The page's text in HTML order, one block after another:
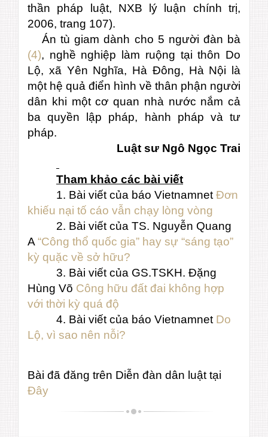
thần pháp luật, NXB lý luận chính trị,
2006, trang 107).
Án tù giam dành cho 5 người đàn bà
(4), nghề nghiệp làm ruộng tại thôn Do
Lộ, xã Yên Nghĩa, Hà Đông, Hà Nội là
một hệ quả điển hình về thân phận người
dân khi một cơ quan nhà nước nắm cả
ba quyền lập pháp, hành pháp và tư
pháp.
Luật sư Ngô Ngọc Trai
Tham khảo các bài viết
1. Bài viết của báo Vietnamnet Đơn
khiếu nại tố cáo vẫn chạy lòng vòng
2. Bài viết của TS. Nguyễn Quang
A “Công thổ quốc gia” hay sự “sáng tạo”
kỳ quặc về sở hữu?
3. Bài viết của GS.TSKH. Đặng
Hùng Võ Công hữu đất đai không hợp
với thời kỳ quá độ
4. Bài viết của báo Vietnamnet Do
Lộ, vì sao nên nỗi?
Bài đã đăng trên Diễn đàn dân luật tại
Đây